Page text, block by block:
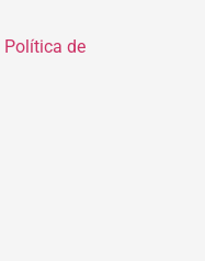
Política de